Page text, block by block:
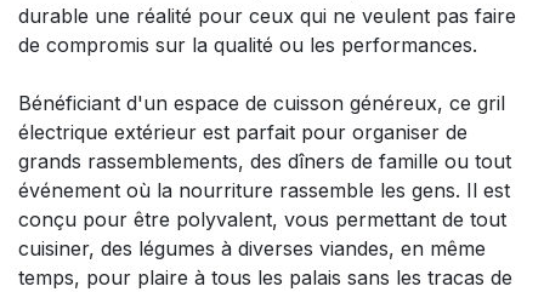
durable une réalité pour ceux qui ne veulent pas faire
de compromis sur la qualité ou les performances.
Bénéficiant d'un espace de cuisson généreux, ce gril
électrique extérieur est parfait pour organiser de
grands rassemblements, des dîners de famille ou tout
événement où la nourriture rassemble les gens. Il est
conçu pour être polyvalent, vous permettant de tout
cuisiner, des légumes à diverses viandes, en même
temps, pour plaire à tous les palais sans les tracas de